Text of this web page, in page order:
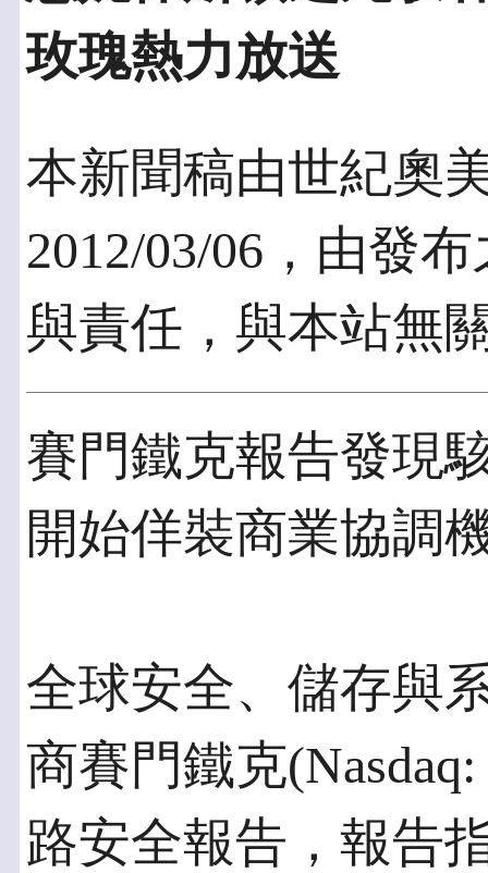
玫瑰熱力放送
本新聞稿由世紀奧
2012/03/06，由發
與責任，與本站無
賽門鐵克報告發現
開始佯裝商業協調
全球安全、儲存與
商賽門鐵克
路安全報告，報告